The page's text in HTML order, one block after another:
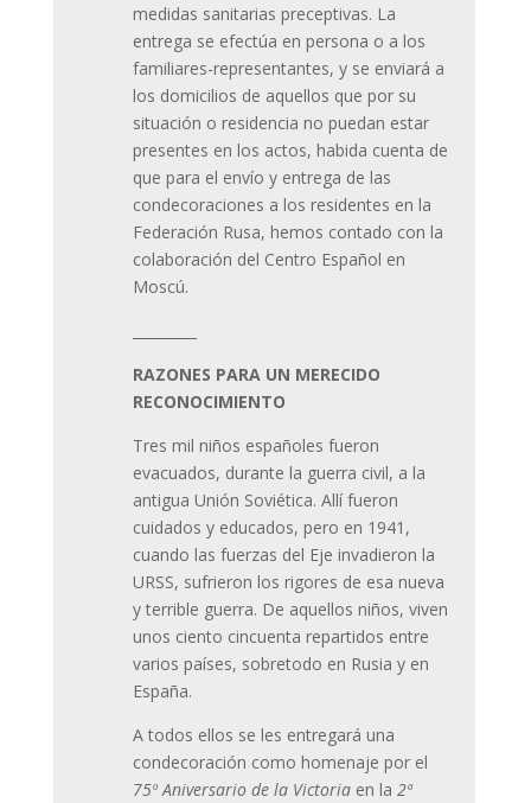
medidas sanitarias preceptivas. La
entrega se efectúa en persona o a los
familiares-representantes, y se enviará a
los domicilios de aquellos que por su
situación o residencia no puedan estar
presentes en los actos, habida cuenta de
que para el envío y entrega de las
condecoraciones a los residentes en la
Federación Rusa, hemos contado con la
colaboración del Centro Español en
Moscú.
RAZONES PARA UN MERECIDO
RECONOCIMIENTO
Tres mil niños españoles fueron
evacuados, durante la guerra civil, a la
antigua Unión Soviética. Allí fueron
cuidados y educados, pero en 1941,
cuando las fuerzas del Eje invadieron la
URSS, sufrieron los rigores de esa nueva
y terrible guerra. De aquellos niños, viven
unos ciento cincuenta repartidos entre
varios países, sobretodo en Rusia y en
España.
A todos ellos se les entregará una
condecoración como homenaje por el
75º Aniversario de la Victoriaen la 2ª